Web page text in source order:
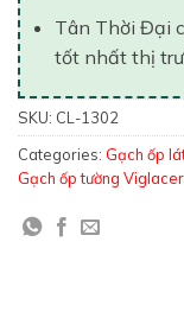
Tân Thời Đại
tốt nhất thị
SKU: CL-1302
Categories: Gạch ốp
Gạch ốp tường